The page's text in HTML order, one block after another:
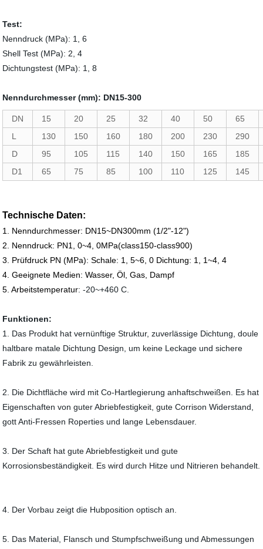
Test:
Nenndruck (MPa): 1, 6
Shell Test (MPa): 2, 4
Dichtungstest (MPa): 1, 8
Nenndurchmesser (mm): DN15-300
DN 15 20 25 32 40 50
65
L
130 150 160 180 200 230
290
D
95 105 115 140 150 165
185
D1
65 75 85 100 110 125 145
Technische Daten:
1. Nenndurchmesser: DN15~DN300mm (1/2"-12")
2. Nenndruck: PN1, 0~4, 0MPa(class150-class900)
3. Prüfdruck PN (MPa): Schale: 1, 5~6, 0 Dichtung: 1, 1~4, 4
4. Geeignete Medien: Wasser, Öl, Gas, Dampf
5. Arbeitstemperatur: -20~+460 C.
Funktionen:
1. Das Produkt hat vernünftige Struktur, zuverlässige Dichtung, doule
haltbare matale Dichtung Design, um keine Leckage und sichere
Fabrik zu gewährleisten.
2. Die Dichtfläche wird mit Co-Hartlegierung anhaftschweißen. Es hat
Eigenschaften von guter Abriebfestigkeit, gute Corrison Widerstand,
gott Anti-Fressen Roperties und lange Lebensdauer.
3. Der Schaft hat gute Abriebfestigkeit und gute
Korrosionsbeständigkeit. Es wird durch Hitze und Nitrieren behandelt.
4. Der Vorbau zeigt die Hubposition optisch an.
5. Das Material, Flansch und Stumpfschweißung und Abmessungen